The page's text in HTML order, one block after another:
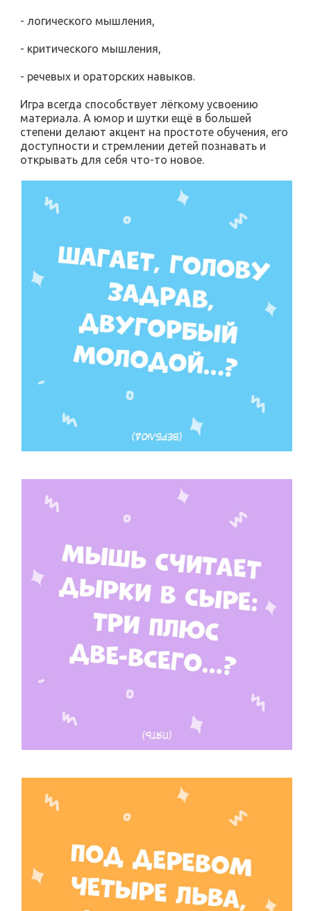
- логического мышления,
- критического мышления,
- речевых и ораторских навыков.
Игра всегда способствует лёгкому усвоению
материала. А юмор и шутки ещё в большей
степени делают акцент на простоте обучения, его
доступности и стремлении детей познавать и
открывать для себя что-то новое.